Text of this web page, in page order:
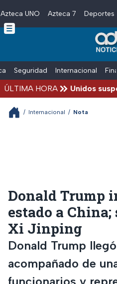
Skip to main content
Azteca UNO Azteca 7 Deportes
Seguridad Internacional
ÚLTIMA HORA
Estados Unidos
/ Internacional / Nota
Donald Trump
estado a
Xi Jinping
Donald Trump
acompañado de